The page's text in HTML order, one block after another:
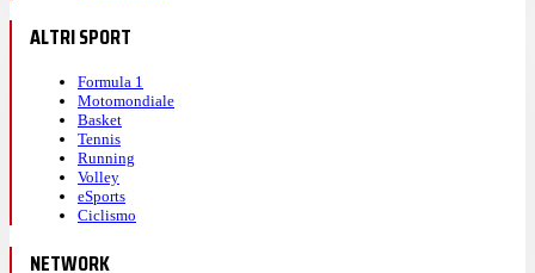
ALTRI SPORT
Formula 1
Motomondiale
Basket
Tennis
Running
Volley
eSports
Ciclismo
NETWORK